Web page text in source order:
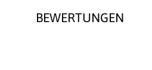
BEWERTUNGEN